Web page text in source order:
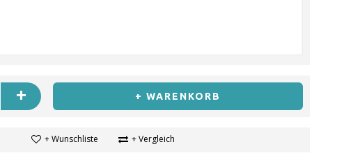
+ + WARENKORB
+ Wunschliste + Vergleich